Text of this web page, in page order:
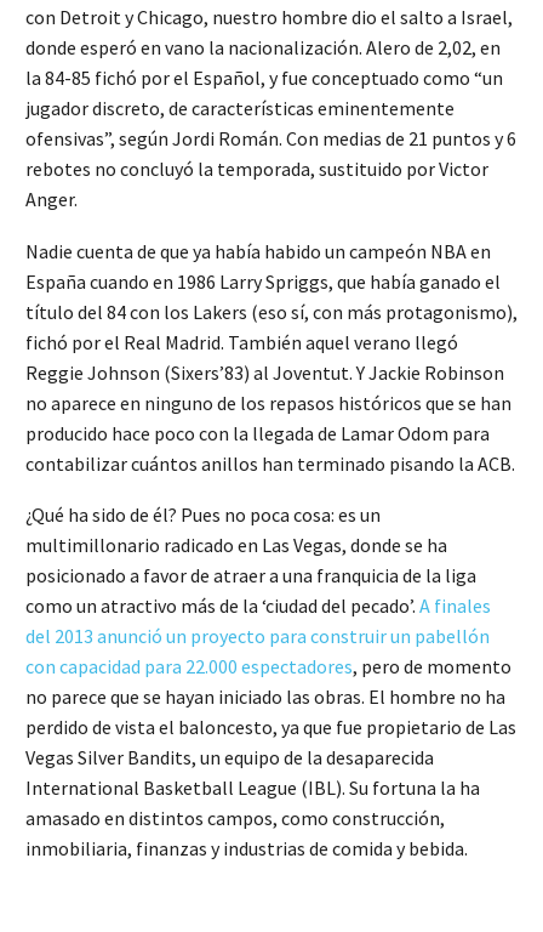
con Detroit y Chicago, nuestro hombre dio el salto a Israel,
donde esperó en vano la nacionalización. Alero de 2,02, en
la 84-85 fichó por el Español, y fue conceptuado como “un
jugador discreto, de características eminentemente
ofensivas”, según Jordi Román. Con medias de 21 puntos y 6
rebotes no concluyó la temporada, sustituido por Victor
Anger.
Nadie cuenta de que ya había habido un campeón NBA en
España cuando en 1986 Larry Spriggs, que había ganado el
título del 84 con los Lakers (eso sí, con más protagonismo),
fichó por el Real Madrid. También aquel verano llegó
Reggie Johnson (Sixers’83) al Joventut. Y Jackie Robinson
no aparece en ninguno de los repasos históricos que se han
producido hace poco con la llegada de Lamar Odom para
contabilizar cuántos anillos han terminado pisando la ACB.
¿Qué ha sido de él? Pues no poca cosa: es un
multimillonario radicado en Las Vegas, donde se ha
posicionado a favor de atraer a una franquicia de la liga
como un atractivo más de la ‘ciudad del pecado’. A finales
del 2013 anunció un proyecto para construir un pabellón
con capacidad para 22.000 espectadores, pero de momento
no parece que se hayan iniciado las obras. El hombre no ha
perdido de vista el baloncesto, ya que fue propietario de Las
Vegas Silver Bandits, un equipo de la desaparecida
International Basketball League (IBL). Su fortuna la ha
amasado en distintos campos, como construcción,
inmobiliaria, finanzas y industrias de comida y bebida.